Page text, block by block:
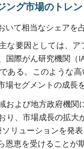
ング市場のトレ
いて相当なシェアを
な要因としては、
国際がん研究機関（
ある。このような
場セグメントの成長
および地方政府機
り、市場成長の拡大
リューションを発
恵を受けることが